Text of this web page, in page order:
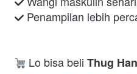
Penampilan lebih
Lo bisa beli Thug